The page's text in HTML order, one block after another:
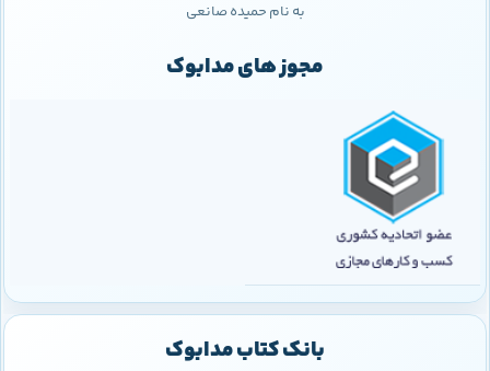
به نام حمیده صانعی
مجوز های مدابوک
بانک کتاب مدابوک